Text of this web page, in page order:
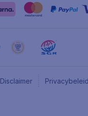
Disclaimer Privacybeleid